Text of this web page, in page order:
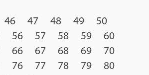
46 47 48 49
50
56 57 58 59
60
66 67 68 69
70
76 77 78 79
80